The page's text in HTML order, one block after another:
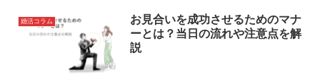
婚活コラム
お見合いを成功させるためのマナ
ーとは？当日の流れや注意点を解
説